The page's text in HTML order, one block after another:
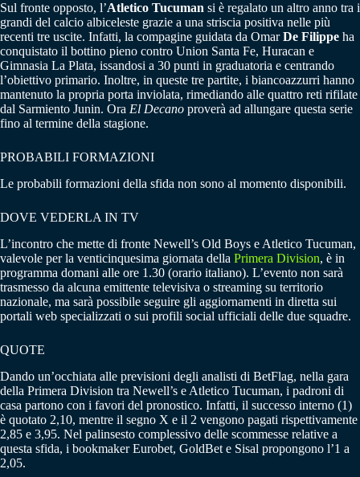
Sul fronte opposto, l’Atletico Tucuman si è regalato un altro anno tra i
grandi del calcio albiceleste grazie a una striscia positiva nelle più
recenti tre uscite. Infatti, la compagine guidata da OmarDe Filippe ha
conquistato il bottino pieno contro Union Santa Fe, Huracan e
Gimnasia La Plata, issandosi a 30 punti in graduatoria e centrando
l’obiettivo primario. Inoltre, in queste tre partite, i biancoazzurri hanno
mantenuto la propria porta inviolata, rimediando alle quattro reti rifilate
dal Sarmiento Junin. Ora El Decano proverà ad allungare questa serie
fino al termine della stagione.
PROBABILI FORMAZIONI
Le probabili formazioni della sfida non sono al momento disponibili.
DOVE VEDERLA IN TV
L’incontro che mette di fronte Newell’s Old Boys e Atletico Tucuman,
valevole per la venticinquesima giornata della Primera Division, è in
programma domani alle ore 1.30 (orario italiano). L’evento non sarà
trasmesso da alcuna emittente televisiva o streaming su territorio
nazionale, ma sarà possibile seguire gli aggiornamenti in diretta sui
portali web specializzati o sui profili social ufficiali delle due squadre.
QUOTE
Dando un’occhiata alle previsioni degli analisti di BetFlag, nella gara
della Primera Division tra Newell’s e Atletico Tucuman, i padroni di
casa partono con i favori del pronostico. Infatti, il successo interno (1)
è quotato 2,10, mentre il segno X e il 2 vengono pagati rispettivamente
2,85 e 3,95. Nel palinsesto complessivo delle scommesse relative a
questa sfida, i bookmaker Eurobet, GoldBet e Sisal propongono l’1 a
2,05.